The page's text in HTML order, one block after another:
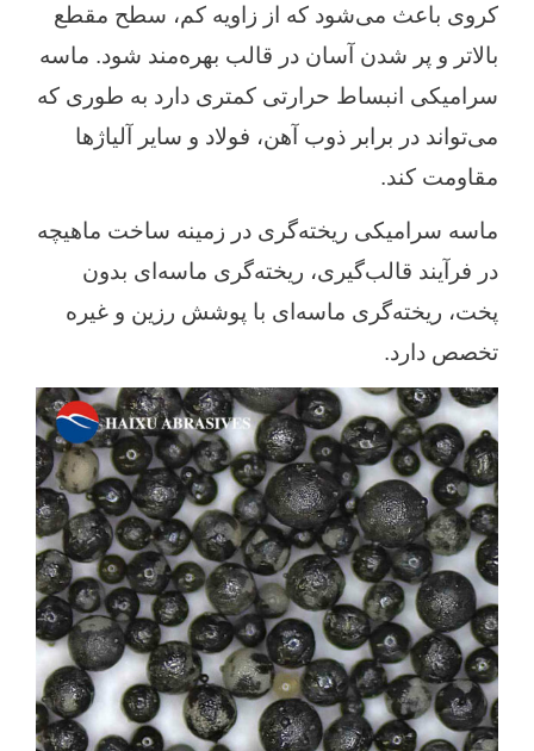
کروی باعث می‌شود که از زاویه کم، سطح مقطع
بالاتر و پر شدن آسان در قالب بهره‌مند شود. ماسه
سرامیکی انبساط حرارتی کمتری دارد به طوری که
می‌تواند در برابر ذوب آهن، فولاد و سایر آلیاژها
مقاومت کند.
ماسه سرامیکی ریخته‌گری در زمینه ساخت ماهیچه
در فرآیند قالب‌گیری، ریخته‌گری ماسه‌ای بدون
پخت، ریخته‌گری ماسه‌ای با پوشش رزین و غیره
تخصص دارد.